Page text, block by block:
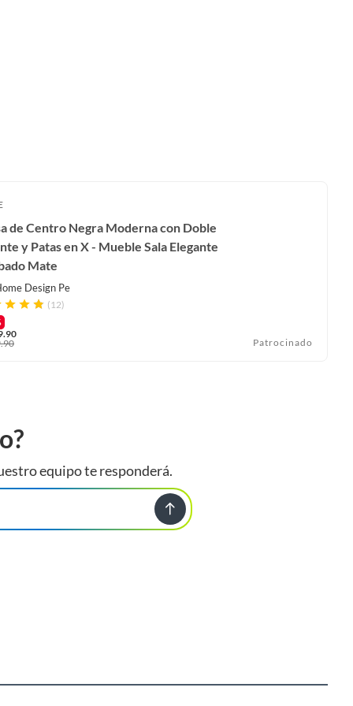
de Centro Negra Moderna con Doble
y Patas en X - Mueble Sala Elegante
Mate
Design Pe
(12)
Patrocinado
equipo te responderá.